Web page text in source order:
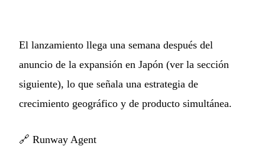
El lanzamiento llega una semana después del
anuncio de la expansión en Japón (ver la sección
siguiente), lo que señala una estrategia de
crecimiento geográfico y de producto simultánea.
🔗 Runway Agent